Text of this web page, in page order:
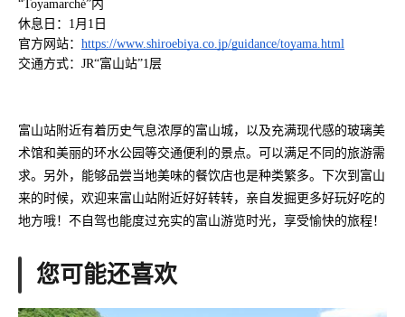
“Toyamarché”内
休息日：1月1日
官方网站： https://www.shiroebiya.co.jp/guidance/toyama.html
交通方式：JR“富山站”1层
富山站附近有着历史气息浓厚的富山城，以及充满现代感的玻璃美
术馆和美丽的环水公园等交通便利的景点。可以满足不同的旅游需
求。另外，能够品尝当地美味的餐饮店也是种类繁多。下次到富山
来的时候，欢迎来富山站附近好好转转，亲自发掘更多好玩好吃的
地方哦！不自驾也能度过充实的富山游览时光，享受愉快的旅程！
您可能还喜欢